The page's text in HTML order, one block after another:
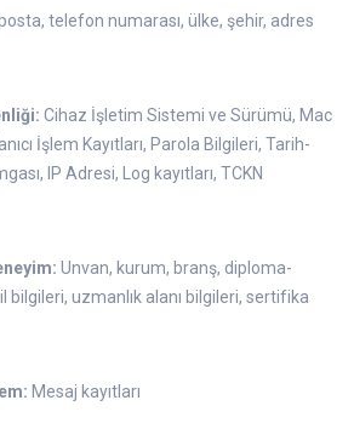
telefon numarası, ülke, şehir, adres
Cihaz İşletim Sistemi ve Sürümü, Mac
İşlem Kayıtları, Parola Bilgileri, Tarih-
IP Adresi, Log kayıtları, TCKN
Unvan, kurum, branş, diploma-
bilgileri, uzmanlık alanı bilgileri, sertifika
Mesaj kayıtları